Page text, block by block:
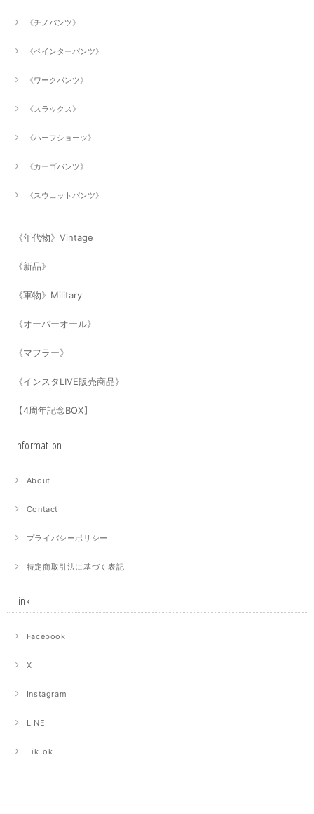
《チノパンツ》
《ペインターパンツ》
《ワークパンツ》
《スラックス》
《ハーフショーツ》
《カーゴパンツ》
《スウェットパンツ》
《年代物》Vintage
《新品》
《軍物》Military
《オーバーオール》
《マフラー》
《インスタLIVE販売商品》
【4周年記念BOX】
Information
About
Contact
プライバシーポリシー
特定商取引法に基づく表記
Link
Facebook
X
Instagram
LINE
TikTok